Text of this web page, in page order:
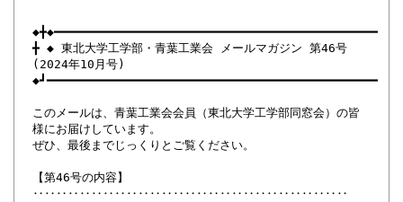
◆╋◆━━━━━━━━━━━━━━━━━━━━━━━━━━━━━━━━━━━━━━━━━━━━━
╋ ◆ 東北大学工学部・青葉工業会 メールマガジン 第46号
(2024年10月号)
◆┛━━━━━━━━━━━━━━━━━━━━━━━━━━━━━━━━━━━━━━━━━━━━━━
このメールは、青葉工業会会員（東北大学工学部同窓会）の皆
様にお届けしています。
ぜひ、最後までじっくりとご覧ください。
【第46号の内容】
‥‥‥‥‥‥‥‥‥‥‥‥‥‥‥‥‥‥‥‥‥‥‥‥‥‥‥